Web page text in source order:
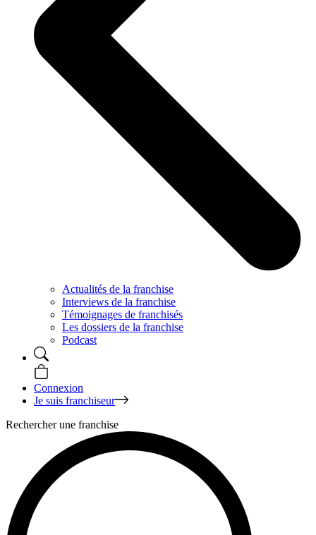
Actualités de la franchise
Interviews de la franchise
Témoignages de franchisés
Les dossiers de la franchise
Podcast
Connexion
Je suis franchiseur
Rechercher une franchise